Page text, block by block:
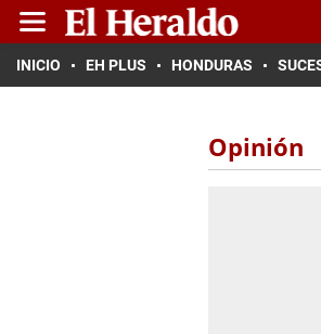
INICIO EH PLUS HONDURAS
Opinión